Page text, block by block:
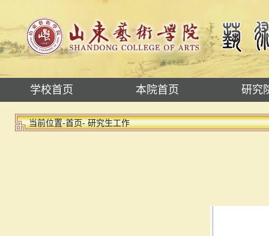
学校首页 本院首页 研究
当前位置-首页- 研究生工作